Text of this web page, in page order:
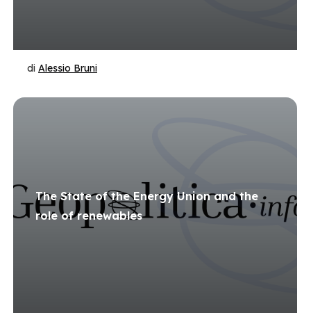
di Alessio Bruni
The State of the Energy Union and the
role of renewables